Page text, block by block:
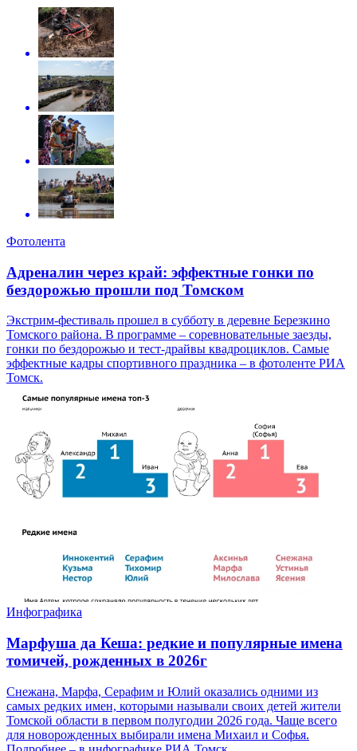
Фотолента
Адреналин через край: эффектные гонки по
бездорожью прошли под Томском
Экстрим-фестиваль прошел в субботу в деревне Березкино
Томского района. В программе – соревновательные заезды,
гонки по бездорожью и тест-драйвы квадроциклов. Самые
эффектные кадры спортивного праздника – в фотоленте РИА
Томск.
Инфографика
Марфуша да Кеша: редкие и популярные имена
томичей, рожденных в 2026г
Снежана, Марфа, Серафим и Юлий оказались одними из
самых редких имен, которыми называли своих детей жители
Томской области в первом полугодии 2026 года. Чаще всего
для новорожденных выбирали имена Михаил и Софья.